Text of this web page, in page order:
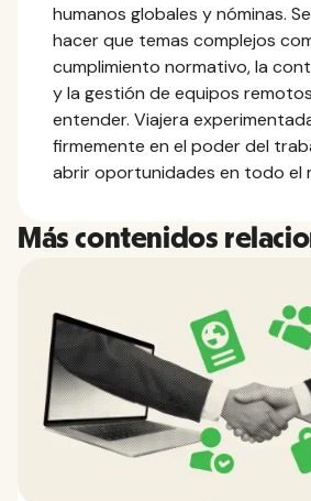
humanos globales y nóminas.
hacer que temas complejos
cumplimiento normativo, la
y la gestión de equipos
entender. Viajera
firmemente en el poder del
abrir oportunidades en todo el
Más contenidos